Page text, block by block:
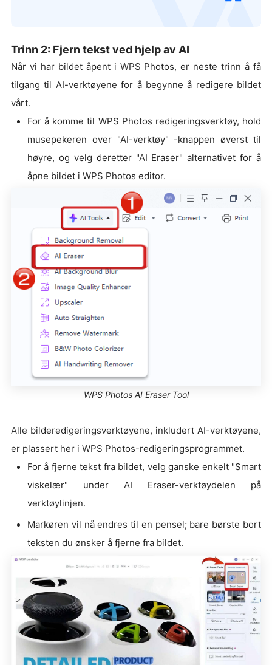
Trinn 2: Fjern tekst ved hjelp av AI
Når vi har bildet åpent i WPS Photos, er neste trinn å få
tilgang til AI-verktøyene for å begynne å redigere bildet
vårt.
For å komme til WPS Photos redigeringsverktøy, hold
musepekeren over "AI-verktøy" -knappen øverst til
høyre, og velg deretter "AI Eraser" alternativet for å
åpne bildet i WPS Photos editor.
WPS Photos AI Eraser Tool
Alle bilderedigeringsverktøyene, inkludert AI-verktøyene,
er plassert her i WPS Photos-redigeringsprogrammet.
For å fjerne tekst fra bildet, velg ganske enkelt "Smart
viskelær" under AI Eraser-verktøydelen på
verktøylinjen.
Markøren vil nå endres til en pensel; bare børste bort
teksten du ønsker å fjerne fra bildet.